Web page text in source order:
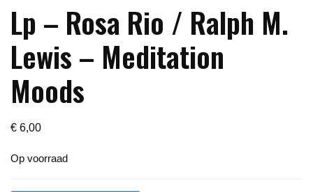
Lp – Rosa Rio / Ralph M.
Lewis – Meditation
Moods
€ 6,00
Op voorraad